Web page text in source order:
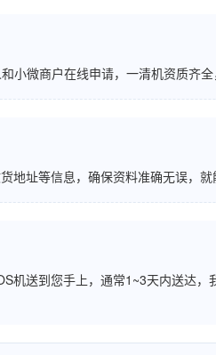
小微商户在线申请，一清机资质齐全
址等信息，确保资料准确无误，就
机送到您手上，通常1~3天内送达，